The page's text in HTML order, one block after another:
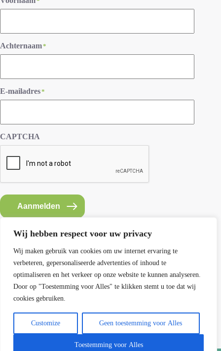
Wij hebben respect voor uw privacy
Wij maken gebruik van cookies om uw internet ervaring te
verbeteren, gepersonaliseerde advertenties of inhoud te
optimaliseren en het verkeer op onze website te kunnen analyseren.
Door op "Toestemming voor Alles" te klikken stemt u toe dat wij
cookies gebruiken.
Customize Geen toestemming voor Alles
Toestemming voor Alles
Achternaam*
E-mailadres*
CAPTCHA
Aanmelden
Contact SEMH
E: info@semh.info
T: 085-8769770
Contact